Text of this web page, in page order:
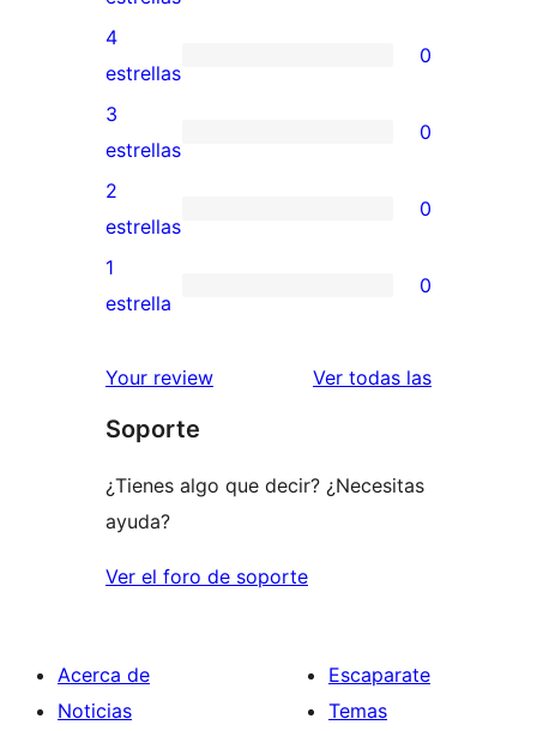
valoración
de
5
estrellas
0
valoraciones
de
4
estrellas
4
estrellas
0
0
valoraciones
de
3
estrellas
3
estrellas
0
0
valoraciones
de
estrellas
2
estrellas
0
0
de
estrellas
1
estrella
0
Your review Ver todas las
Soporte
¿Tienes algo que decir? ¿Necesitas
ayuda?
Ver el foro de soporte
Acerca de
Noticias
Escaparate
Temas